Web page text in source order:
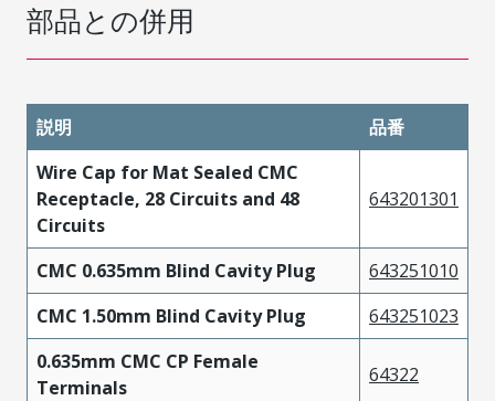
部品との併用
説明
品番
Wire Cap for Mat Sealed CMC
Receptacle, 28 Circuits and 48
Circuits
643201301
CMC 0.635mm Blind Cavity Plug
643251010
CMC 1.50mm Blind Cavity Plug
643251023
0.635mm CMC CP Female
Terminals
64322